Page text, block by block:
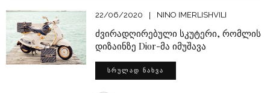
22/06/2020 NINO IMERLISHVILI
ძვირადღირებული სკუტერი, რომლის
დიზაინზე Dior-მა იმუშავა
ᲡᲠᲣᲚᲐᲓ ᲜᲐᲮᲕᲐ